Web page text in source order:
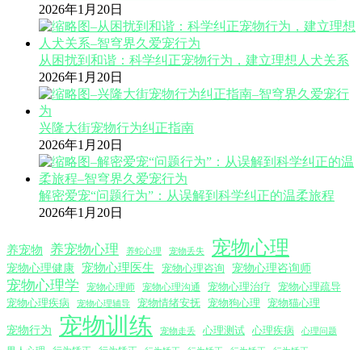
2026年1月20日
从困扰到和谐：科学纠正宠物行为，建立理想人犬关系
2026年1月20日
兴隆大街宠物行为纠正指南
2026年1月20日
解密爱宠“问题行为”：从误解到科学纠正的温柔旅程
2026年1月20日
养宠物 养宠物心理 养蛇心理 宠物丢失 宠物心理
宠物心理健康 宠物心理医生 宠物心理咨询 宠物心理咨询师
宠物心理学 宠物心理师 宠物心理沟通 宠物心理治疗
宠物心理疏导
宠物心理疾病
宠物心理辅导 宠物情绪安抚 宠物狗心理 宠物猫心理
宠物行为 宠物训练 宠物走丢 心理测试 心理疾病 心理问题